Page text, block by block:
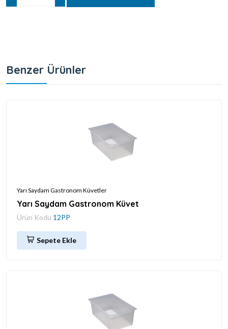
Benzer Ürünler
Yarı Saydam Gastronom Küvetler
Yarı Saydam Gastronom Küvet
Ürün Kodu 12PP
Sepete Ekle